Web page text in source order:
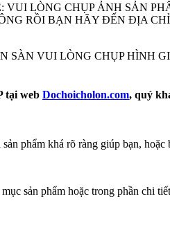
LÒNG CHỤP ẢNH SẢN
RỒI BẠN HÃY ĐẾN ĐỊA
SÀN VUI LÒNG CHỤP HÌNH
tại web Dochoicholon.com, quý
phẩm khá rõ ràng giúp bạn,
sản phẩm hoặc trong phần chi